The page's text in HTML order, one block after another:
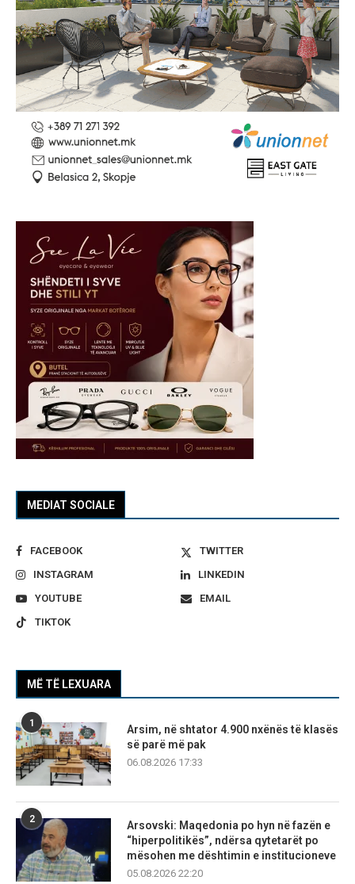
MEDIAT SOCIALE
FACEBOOK
TWITTER
INSTAGRAM
LINKEDIN
YOUTUBE
EMAIL
TIKTOK
MË TË LEXUARA
1
Arsim, në shtator 4.900 nxënës të klasës
së parë më pak
06.08.2026 17:33
2
Arsovski: Maqedonia po hyn në fazën e
“hiperpolitikës”, ndërsa qytetarët po
mësohen me dështimin e institucioneve
05.08.2026 22:20